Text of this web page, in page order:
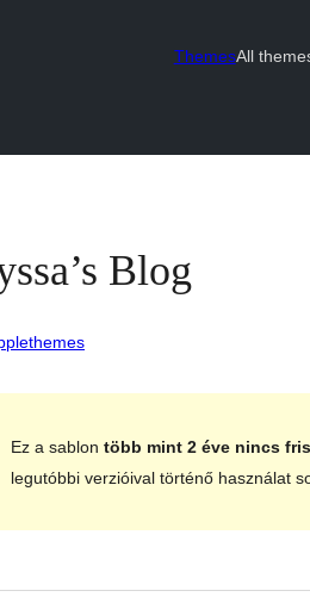
ThemesAll
Blog
Ez a sablon több mint 2 éve nincs
legutóbbi verzióival történő használat